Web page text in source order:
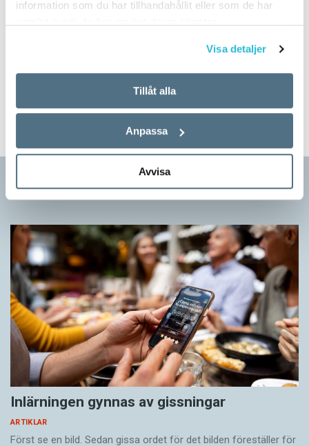
information som du har tillhandahållit eller som de har
Visa detaljer
Tillåt alla
Anpassa
Avvisa
Tidningen i brevlådan plus tillgång till webben och digital
läsning med vår app
Artiklar
Inlärningen gynnas av gissningar
ARTIKLAR
Först se en bild. Sedan gissa ordet för det bilden föreställer för